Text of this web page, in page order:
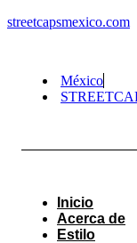
streetcapsmexico.com
México
Inicio
Acerca de
Estilo